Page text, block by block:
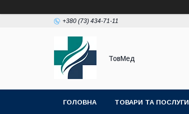
+380 (73) 434-71-11
ТовМед
ГОЛОВНА ТОВАРИ ТА ПОСЛУГИ